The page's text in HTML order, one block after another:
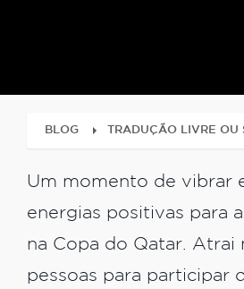
BLOG TRADUÇÃO LIVRE OU
Um momento de vibrar
energias positivas para
na Copa do Qatar. Atrai
pessoas para participar